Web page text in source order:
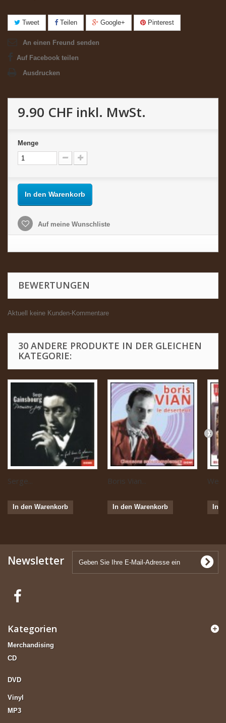
Tweet Teilen Google+ Pinterest
An einen Freund senden
Auf Facebook teilen
Ausdrucken
9.90 CHF inkl. MwSt.
Menge
In den Warenkorb
Auf meine Wunschliste
BEWERTUNGEN
Aktuell keine Kunden-Kommentare
30 ANDERE PRODUKTE IN DER GLEICHEN
KATEGORIE:
Serge...
In den Warenkorb
Boris Vian...
In den Warenkorb In
Newsletter
Kategorien
Merchandising
CD
DVD
Vinyl
MP3